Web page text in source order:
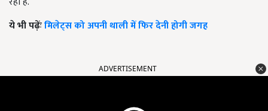
ये भी पढ़ेंःमिलेट्स को अपनी थाली में फिर देनी होगी जगह
ADVERTISEMENT